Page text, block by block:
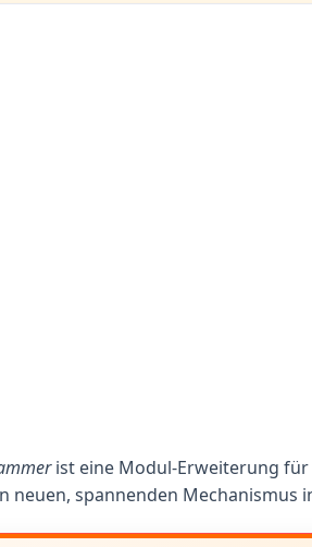
ist eine Modul-Erweiterung für
neuen, spannenden Mechanismus